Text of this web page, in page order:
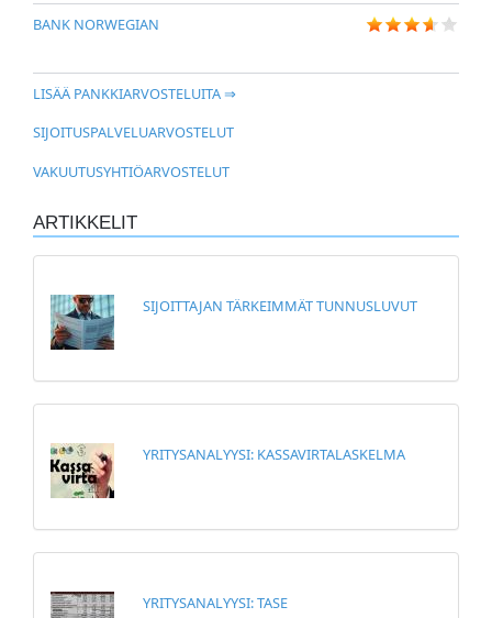
BANK NORWEGIAN
LISÄÄ PANKKIARVOSTELUITA ⇒
SIJOITUSPALVELUARVOSTELUT
VAKUUTUSYHTIÖARVOSTELUT
ARTIKKELIT
SIJOITTAJAN TÄRKEIMMÄT TUNNUSLUVUT
YRITYSANALYYSI: KASSAVIRTALASKELMA
YRITYSANALYYSI: TASE